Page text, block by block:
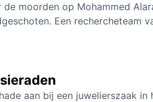
moorden op Mohammed
Een rechercheteam
aan bij een juwelierszaak